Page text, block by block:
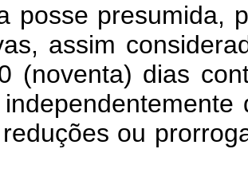
posse presumida,
assim
(noventa) dias
reduções ou